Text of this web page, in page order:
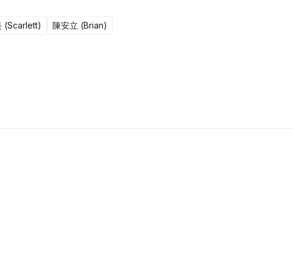
(Scarlett) 陳安立 (Brian)